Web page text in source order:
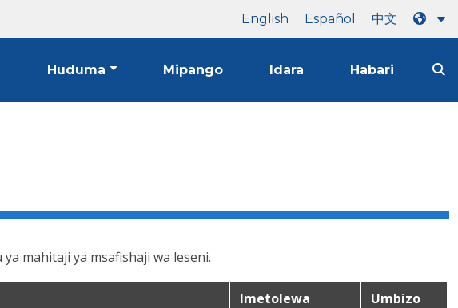
English Español 中文
Huduma Mipango Idara Habari
mahitaji ya msafishaji wa leseni.
Imetolewa Umbizo